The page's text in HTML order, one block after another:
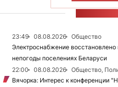
23:49 08.08.2026
Общество
Электроснабжение восстановлено
непогоды поселениях Беларуси
22:00
08.08.2026
Общество,
Вячорка: Интерес к конференции